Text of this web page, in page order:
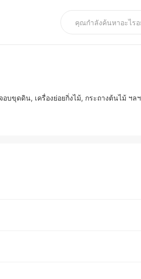
บขุดดิน, เครื่องย่อยกิ่งไม้, กระถางต้นไม้ ฯลฯ